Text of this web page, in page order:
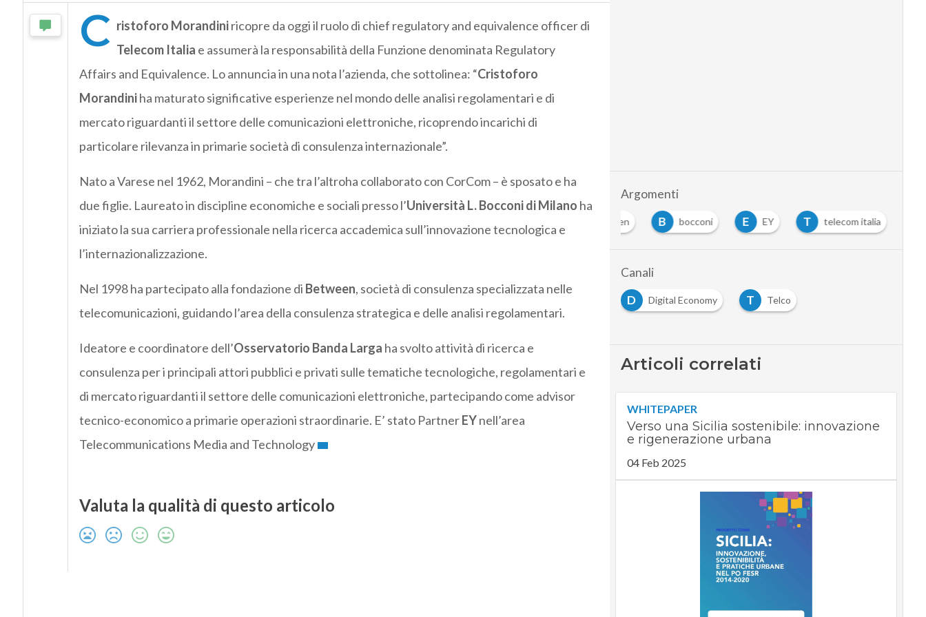
C ristoforo Morandiniricopre da oggi il ruolo di chief regulatory and equivalence officer di
Telecom Italia e assumerà la responsabilità della Funzione denominata Regulatory
Affairs and Equivalence. Lo annuncia in una nota l’azienda, che sottolinea: “Cristoforo
Morandiniha maturato significative esperienze nel mondo delle analisi regolamentari e di
mercato riguardanti il settore delle comunicazioni elettroniche, ricoprendo incarichi di
particolare rilevanza in primarie società di consulenza internazionale”.
Nato a Varese nel 1962, Morandini – che tra l’altroha collaborato con CorCom – è sposato e ha
due figlie. Laureato in discipline economiche e sociali presso l’Università L. Bocconi di Milano ha
iniziato la sua carriera professionale nella ricerca accademica sull’innovazione tecnologica e
l’internazionalizzazione.
Nel 1998 ha partecipato alla fondazione di Between, società di consulenza specializzata nelle
telecomunicazioni, guidando l’area della consulenza strategica e delle analisi regolamentari.
Ideatore e coordinatore dell’Osservatorio Banda Larga ha svolto attività di ricerca e
consulenza per i principali attori pubblici e privati sulle tematiche tecnologiche, regolamentari e
di mercato riguardanti il settore delle comunicazioni elettroniche, partecipando come advisor
tecnico-economico a primarie operazioni straordinarie. E’ stato PartnerEYnell’area
Telecommunications Media and Technology
Valuta la qualità di questo articolo
Argomenti
between B bocconi E EY T telecom italia
Canali
D
Digital Economy T Telco
Articoli correlati
WHITEPAPER
Verso una Sicilia sostenibile: innovazione
e rigenerazione urbana
04 Feb 2025